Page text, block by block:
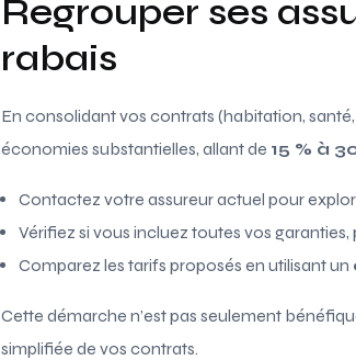
Regrouper ses
rabais
En consolidant vos contrats (habitation,
économies substantielles, allant de 15 % à
Contactez votre assureur actuel pour
Vérifiez si vous incluez toutes vos
Comparez les tarifs proposés en utilisant un
Cette démarche n’est pas seulement
simplifiée de vos contrats.